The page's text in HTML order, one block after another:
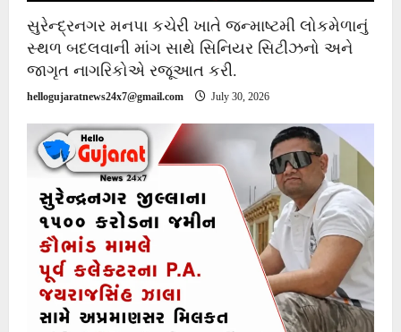
સુરેન્દ્રનગર મનપા કચેરી ખાતે જન્માષ્ટમી લોકમેળાનું
સ્થળ બદલવાની માંગ સાથે સિનિયર સિટીઝનો અને
જાગૃત નાગરિકોએ રજૂઆત કરી.
hellogujaratnews24x7@gmail.com July 30, 2026